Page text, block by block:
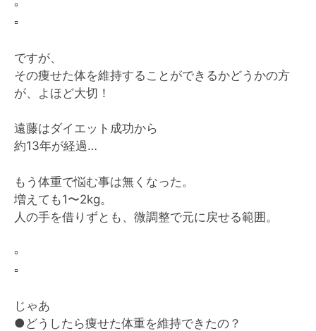
▫️
▫️
ですが、
その痩せた体を維持することができるかどうかの方
が、よほど大切！
遠藤はダイエット成功から
約13年が経過…
もう体重で悩む事は無くなった。
増えても1〜2kg。
人の手を借りずとも、微調整で元に戻せる範囲。
▫️
▫️
じゃあ
●どうしたら痩せた体重を維持できたの？